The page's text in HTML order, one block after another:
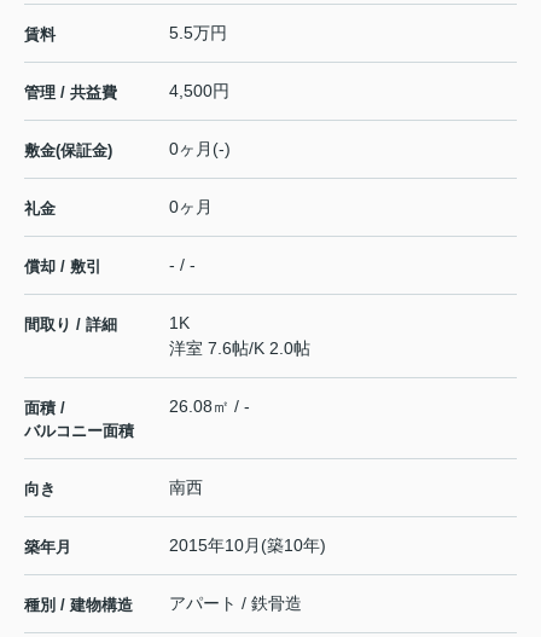
賃料 5.5万円
管理 / 共益費 4,500円
敷金(保証金) 0ヶ月(-)
礼金 0ヶ月
償却 / 敷引 - / -
間取り / 詳細
1K
洋室 7.6帖/K 2.0帖
面積 /
バルコニー面積
26.08㎡ / -
向き 南西
築年月 2015年10月(築10年)
種別 / 建物構造 アパート / 鉄骨造